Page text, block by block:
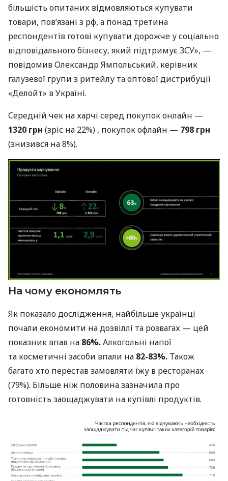
більшість опитаних відмовляються купувати
товари, пов’язані з рф, а понад третина
респондентів готові купувати дорожче у соціально
відповідального бізнесу, який підтримує ЗСУ», —
повідомив Олександр Ямпольський, керівник
галузевої групи з ритейлу та оптової дистрибуції
«Делойт» в Україні.
Середній чек на харчі серед покупок онлайн —
1320 грн (зріс на 22%) , покупок офлайн — 798 грн
(знизився на 8%).
На чому економлять
Як показало дослідження, найбільше українці
почали економити на дозвіллі та розвагах — цей
показник впав на 86%.Алкогольні напої
та косметичні засоби впали на 82-83%. Також
багато хто перестав замовляти їжу в ресторанах
(79%). Більше ніж половина зазначила про
готовність заощаджувати на купівлі продуктів.